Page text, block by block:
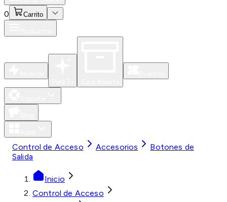
0 Carrito
Control de Acceso Accesorios
Botones de
Salida
Inicio
Control de Acceso